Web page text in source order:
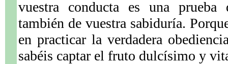
vuestra conducta es una
también de vuestra sabiduría.
en practicar la verdadera
sabéis captar el fruto dulcísimo y